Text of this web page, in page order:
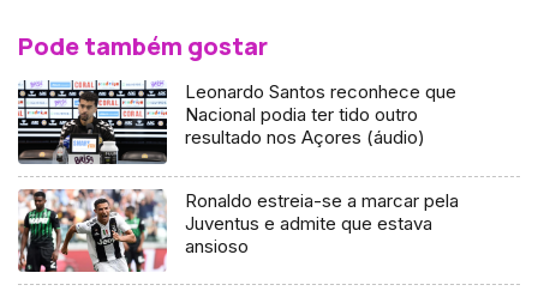
Pode também gostar
Leonardo Santos reconhece que
Nacional podia ter tido outro
resultado nos Açores (áudio)
Ronaldo estreia-se a marcar pela
Juventus e admite que estava
ansioso